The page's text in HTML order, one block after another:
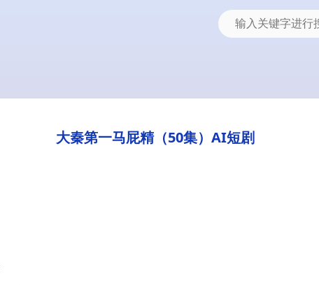
大秦第一马屁精（50集）AI短剧